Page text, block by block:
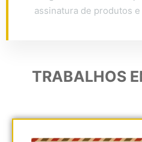
assinatura de produtos
TRABALHOS